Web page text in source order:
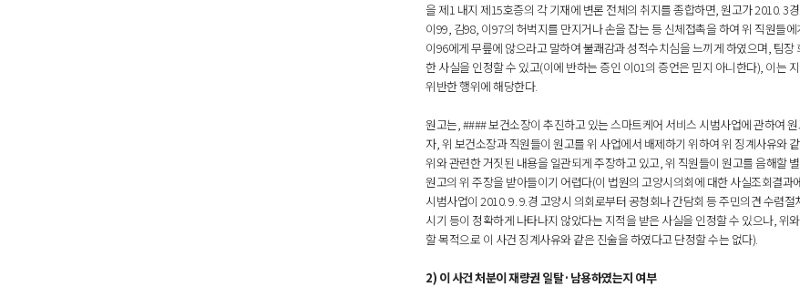
을 제1 내지 제15호증의 각 기재에 변론 전체의 취지를 종합하면, 원고가 2010. 3
이99, 김98, 이97의 허벅지를 만지거나 손을 잡는 등 신체접촉을 하여 위 직원들
이96에게 무릎에 않으라고 말하여 불쾌감과 성적수치심을 느끼게 하였으며, 팀
한 사실을 인정할 수 있고(이에 반하는 증인 이01의 증언은 믿지 아니한다), 이는
위반한 행위에 해당한다.
원고는, #### 보건소장이 추진하고 있는 스마트케어 서비스 시범사업에 관하여
자, 위 보건소장과 직원들이 원고를 위 사업에서 배제하기 위하여 위 징계사유와
위와 관련한 거짓된 내용을 일관되게 주장하고 있고, 위 직원들이 원고를 음해할
원고의 위 주장을 받아들이기 어렵다(이 법원의 고양시의회에 대한 사실조회결
시범사업이 2010. 9. 9.경 고양시 의회로부터 공청회나 간담회 등 주민의견 수렴
시기 등이 정확하게 나타나지 않았다는 지적을 받은 사실을 인정할 수 있으나, 위
할 목적으로 이 사건 징계사유와 같은 진술을 하였다고 단정할 수는 없다).
2) 이 사건 처분이 재량권 일탈·남용하였는지 여부